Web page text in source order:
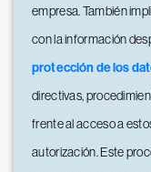
empresa. También
con la información
protección de los
directivas,
frente al acceso a
autorización. Este